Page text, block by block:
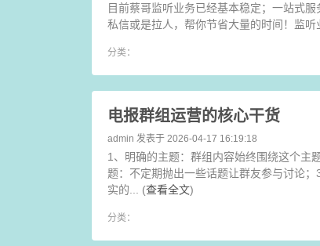
目前蔡哥监听业务已经基本稳定；一站式
私信或是拉人，帮你节省大量的时间！监
分类：
电报群组运营的核心干货
admin 发表于 2026-04-17 16:19:18
1、明确的主题：群组内容始终围绕这个主
题：不定期抛出一些话题让群友参与讨论
实的... (查看全文)
分类：